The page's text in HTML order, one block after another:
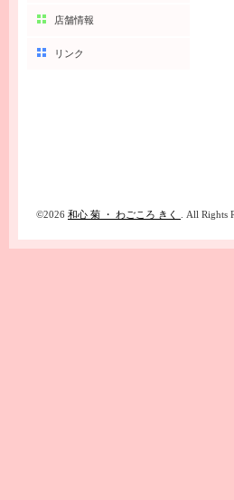
店舗情報
リンク
©2026 和心 菊 ・ わごころ きく . All Rights